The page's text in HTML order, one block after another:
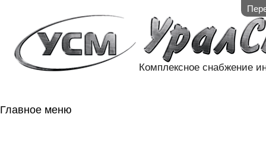
Комплексное снабжение
Главное меню